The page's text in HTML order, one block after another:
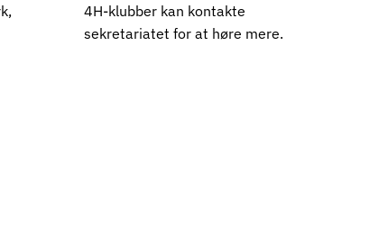
4H-klubber kan kontakte
sekretariatet for at høre mere.